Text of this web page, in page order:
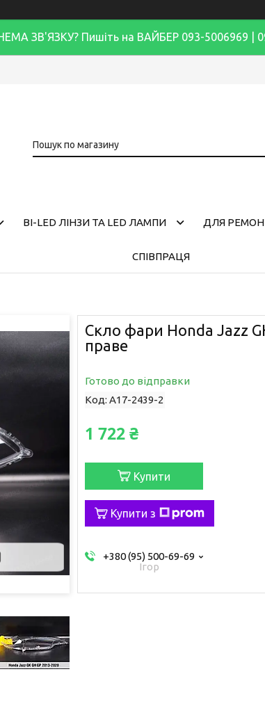
ЗВ'ЯЗКУ? Пишіть на ВАЙБЕР 093-5006969 |
BI-LED ЛІНЗИ ТА LED ЛАМПИ ДЛЯ
СПІВПРАЦЯ
Скло фари Honda Jazz
праве
Готово до відправки
Код: A17-2439-2
1 722 ₴
Купити
Купити з
+380 (95) 500-69-69
Ігор